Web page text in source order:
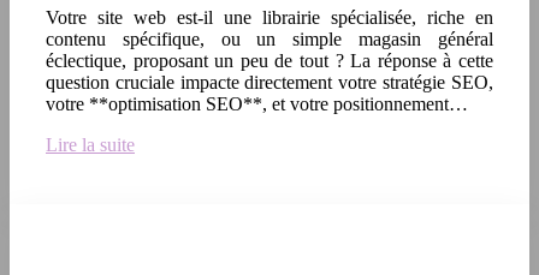
Votre site web est-il une librairie spécialisée, riche en
contenu spécifique, ou un simple magasin général
éclectique, proposant un peu de tout ? La réponse à cette
question cruciale impacte directement votre stratégie SEO,
votre **optimisation SEO**, et votre positionnement…
Lire la suite